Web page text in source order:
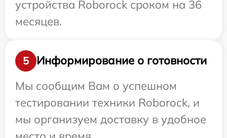
устройства Roborock сроком на 36
месяцев.
5
Информирование о готовности
Мы сообщим Вам о успешном
тестировании техники Roborock, и
мы организуем доставку в удобное